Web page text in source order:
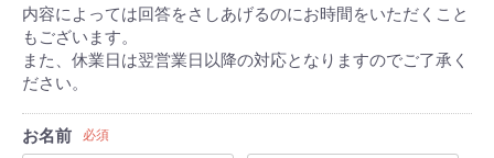
内容によっては回答をさしあげるのにお時間をいただくこと
もございます。
また、休業日は翌営業日以降の対応となりますのでご了承く
ださい。
お名前 必須